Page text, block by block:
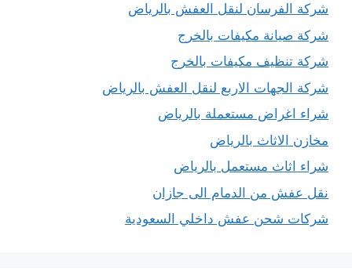
شركة الفرسان لنقل العفش بالرياض
شركة صيانة مكيفات بالخرج
شركة تنظيف مكيفات بالخرج
شركة الجهات الاربع لنقل العفش بالرياض
شراء اغراض مستعملة بالرياض
مخازن الاثاث بالرياض
شراء اثاث مستعمل بالرياض
نقل عفش من الدمام الى جازان
شركات شحن عفش داخلي السعودية